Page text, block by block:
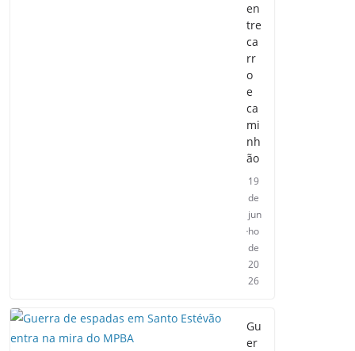
en
tre
ca
rr
o
e
ca
mi
nh
ão
19
de
jun
ho
de
20
26
Gu
er